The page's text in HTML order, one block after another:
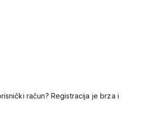
račun? Registracija je brza i